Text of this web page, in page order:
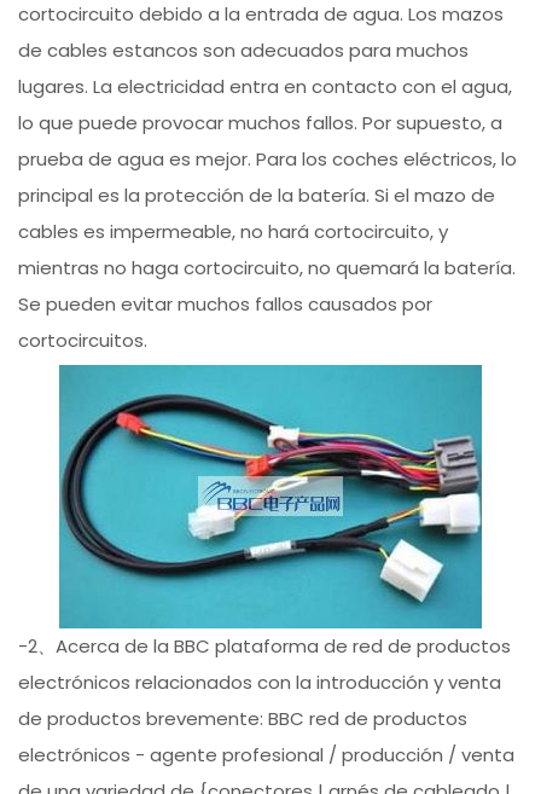
cortocircuito debido a la entrada de agua. Los mazos
de cables estancos son adecuados para muchos
lugares. La electricidad entra en contacto con el agua,
lo que puede provocar muchos fallos. Por supuesto, a
prueba de agua es mejor. Para los coches eléctricos, lo
principal es la protección de la batería. Si el mazo de
cables es impermeable, no hará cortocircuito, y
mientras no haga cortocircuito, no quemará la batería.
Se pueden evitar muchos fallos causados por
cortocircuitos.
-2、Acerca de la BBC plataforma de red de productos
electrónicos relacionados con la introducción y venta
de productos brevemente: BBC red de productos
electrónicos - agente profesional / producción / venta